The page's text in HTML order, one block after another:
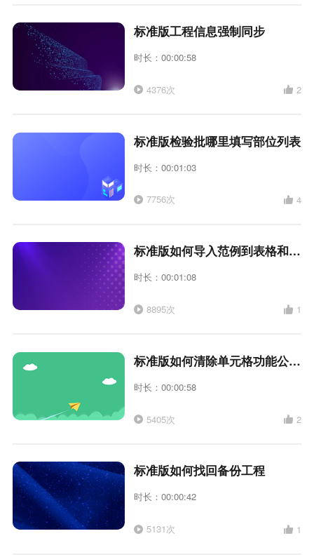
标准版工程信息强制同步
时长：00:00:58
4376次 2
标准版检验批哪里填写部位列表
时长：00:01:03
7756次 4
标准版如何导入范例到表格和添加范例
时长：00:01:08
8895次 1
标准版如何清除单元格功能公式和链接.
时长：00:00:58
5405次 2
标准版如何找回备份工程
时长：00:00:42
5131次 1